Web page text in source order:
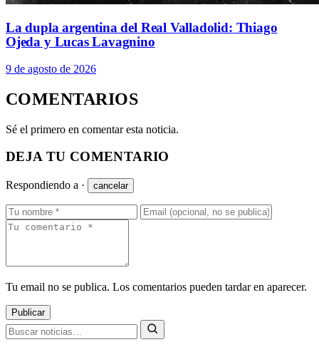
La dupla argentina del Real Valladolid: Thiago
Ojeda y Lucas Lavagnino
9 de agosto de 2026
COMENTARIOS
Sé el primero en comentar esta noticia.
DEJA TU COMENTARIO
Respondiendo a · cancelar
Tu email no se publica. Los comentarios pueden tardar en aparecer.
Publicar